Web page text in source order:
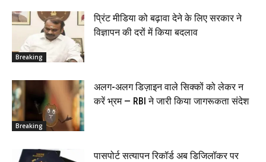
Breaking
प्रिंट मीडिया को बढ़ावा देने के लिए सरकार ने
विज्ञापन की दरों में किया बदलाव
Breaking
अलग-अलग डिज़ाइन वाले सिक्कों को लेकर न
करें भ्रम — RBI ने जारी किया जागरूकता संदेश
पासपोर्ट सत्यापन रिकॉर्ड अब डिजिलॉकर पर